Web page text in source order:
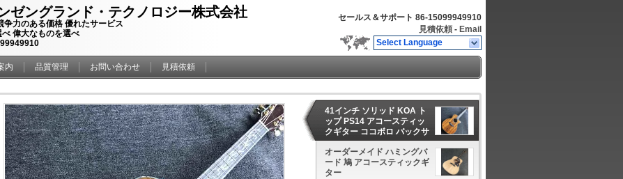
ゼングランド・テクノロジー株式会社
争力のある価格 優れたサービス
偉大なものを選べ
セールス＆サポート 86-15099949910
見積依頼 - Email
Select Language
内 品質管理 お問い合わせ
見積依頼
41インチ ソリッド KOA ト
ップ PS14 アコースティッ
クギター ココボロ バックサ
イド リアルアボロン エボニ
ー フィンガーボード TY ア
コースティックギター
オーダーメイド ハミングバ
ード 鳩 アコースティックギ
ター